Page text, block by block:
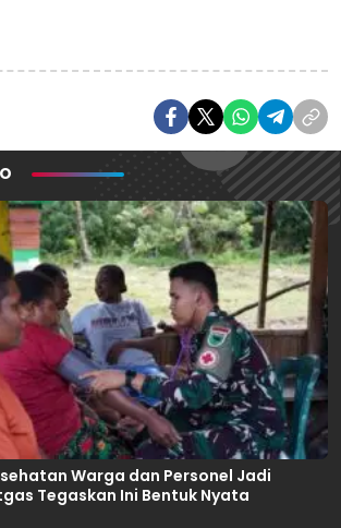
Warga dan Personel Jadi
Tegaskan Ini Bentuk Nyata